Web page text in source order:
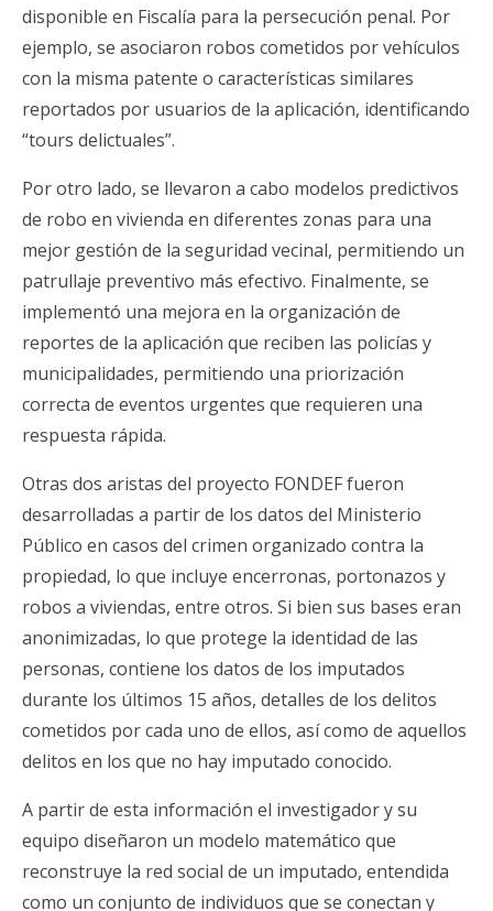
disponible en Fiscalía para la persecución penal. Por
ejemplo, se asociaron robos cometidos por vehículos
con la misma patente o características similares
reportados por usuarios de la aplicación, identificando
“tours delictuales”.
Por otro lado, se llevaron a cabo modelos predictivos
de robo en vivienda en diferentes zonas para una
mejor gestión de la seguridad vecinal, permitiendo un
patrullaje preventivo más efectivo. Finalmente, se
implementó una mejora en la organización de
reportes de la aplicación que reciben las policías y
municipalidades, permitiendo una priorización
correcta de eventos urgentes que requieren una
respuesta rápida.
Otras dos aristas del proyecto FONDEF fueron
desarrolladas a partir de los datos del Ministerio
Público en casos del crimen organizado contra la
propiedad, lo que incluye encerronas, portonazos y
robos a viviendas, entre otros. Si bien sus bases eran
anonimizadas, lo que protege la identidad de las
personas, contiene los datos de los imputados
durante los últimos 15 años, detalles de los delitos
cometidos por cada uno de ellos, así como de aquellos
delitos en los que no hay imputado conocido.
A partir de esta información el investigador y su
equipo diseñaron un modelo matemático que
reconstruye la red social de un imputado, entendida
como un conjunto de individuos que se conectan y